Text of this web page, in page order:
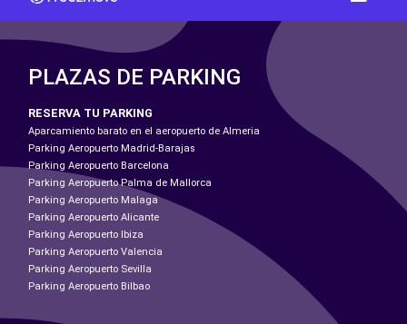
PLAZAS DE PARKING
RESERVA TU PARKING
Aparcamiento barato en el aeropuerto de Almeria
Parking Aeropuerto Madrid-Barajas
Parking Aeropuerto Barcelona
Parking Aeropuerto Palma de Mallorca
Parking Aeropuerto Malaga
Parking Aeropuerto Alicante
Parking Aeropuerto Ibiza
Parking Aeropuerto Valencia
Parking Aeropuerto Sevilla
Parking Aeropuerto Bilbao